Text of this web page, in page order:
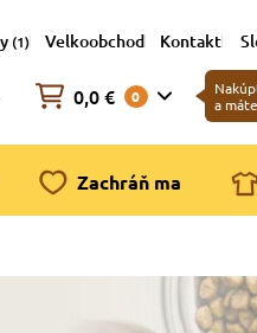
(1) Velkoobchod Kontakt
0,0 € 0
a máte
Zachráň ma